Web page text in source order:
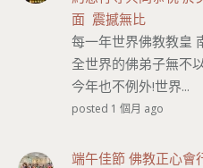
面 震撼無比
每一年世界佛教教皇
全世界的佛弟子無不
今年也不例外!世界...
posted 1 個月 ago
端午佳節 佛教正心會